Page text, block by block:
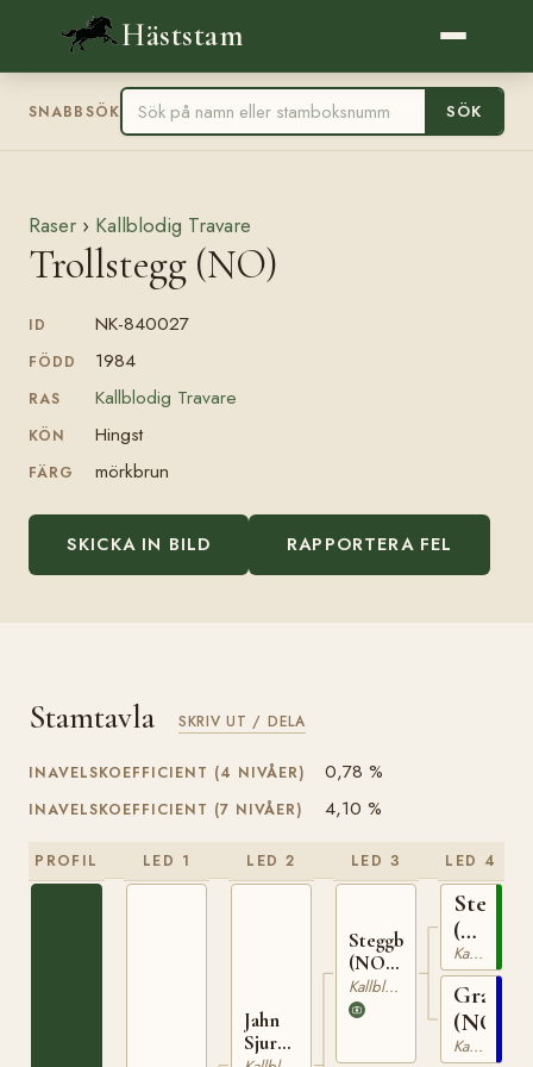
Häststam
SNABBSÖK SÖK
Raser › Kallblodig Travare
Trollstegg (NO)
ID NK-840027
FÖDD 1984
RAS Kallblodig Travare
KÖN Hingst
FÄRG mörkbrun
SKICKA IN BILD RAPPORTERA FEL
Stamtavla SKRIV UT / DELA
INAVELSKOEFFICIENT (4 NIVÅER) 0,78 %
INAVELSKOEFFICIENT (7 NIVÅER) 4,10 %
PROFIL LED 1 LED 2
Jahn
Sjur
LED 3
Steggbest
(NO)
T-233Kallblodig Travare
LED 4
Stegg
(NO)
T-
169
Kallblodig Travare
Grasiös
(NO)
Kallblodig Travare